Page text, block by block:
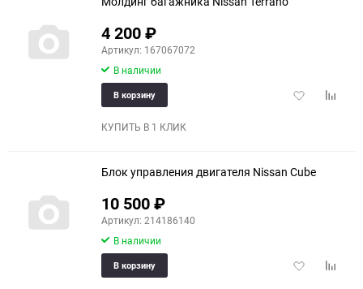
4 200₽
Артикул: 167067072
В наличии
Добавить
В корзину
КУПИТЬ В 1 КЛИК
Блок управления двигателя Nissan Cube
10 500₽
Артикул: 214186140
В наличии
Добавить
В корзину